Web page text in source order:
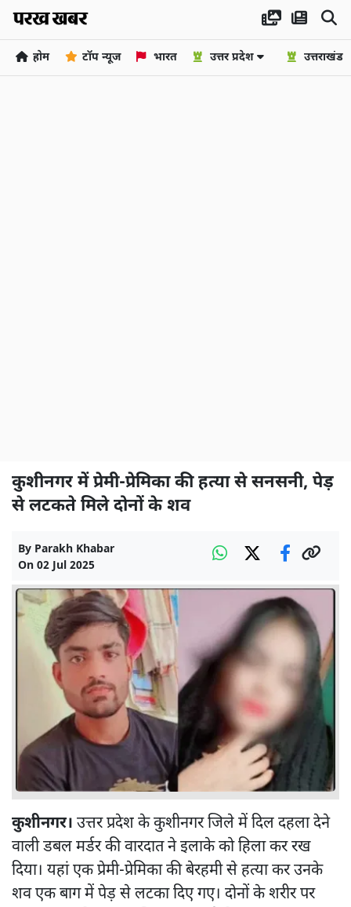
होम टॉप न्यूज भारत उत्तर प्रदेश उत्तराखंड
कुशीनगर में प्रेमी-प्रेमिका की हत्या से सनसनी, पेड़
से लटकते मिले दोनों के शव
By Parakh Khabar
On 02 Jul 2025
कुशीनगर। उत्तर प्रदेश के कुशीनगर जिले में दिल दहला देने
वाली डबल मर्डर की वारदात ने इलाके को हिला कर रख
दिया। यहां एक प्रेमी-प्रेमिका की बेरहमी से हत्या कर उनके
शव एक बाग में पेड़ से लटका दिए गए। दोनों के शरीर पर